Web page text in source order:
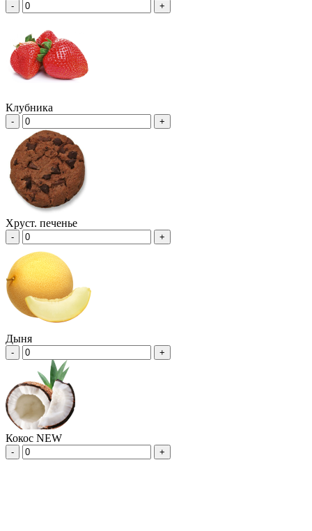
- +
Клубника
- +
Хруст. печенье
- +
Дыня
- +
Кокос NEW
- +